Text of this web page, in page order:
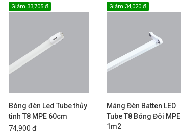
Bóng đèn Led Tube thủy
tinh T8 MPE 60cm
74,900 đ
Giảm 33,705 đ
Máng Đèn Batten LED
Tube T8 Bóng Đôi MPE
1m2
Giảm 34,020 đ